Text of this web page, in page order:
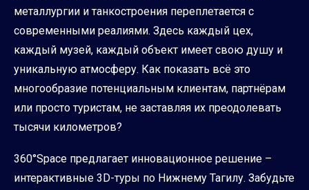
металлургии и танкостроения переплетается с
современными реалиями. Здесь каждый цех,
каждый музей, каждый объект имеет свою душу и
уникальную атмосферу. Как показать всё это
многообразие потенциальным клиентам, партнёрам
или просто туристам, не заставляя их преодолевать
тысячи километров?
360°Space предлагает инновационное решение –
интерактивные 3D-туры по Нижнему Тагилу. Забудьте